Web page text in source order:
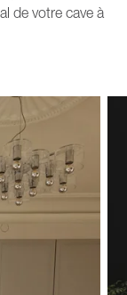
de votre cave à